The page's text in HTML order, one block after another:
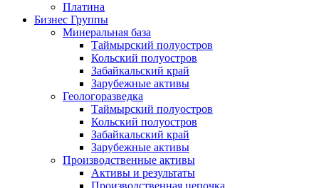
Платина
Бизнес Группы
Минеральная база
Таймырский полуостров
Кольский полуостров
Забайкальский край
Зарубежные активы
Геологоразведка
Таймырский полуостров
Кольский полуостров
Забайкальский край
Зарубежные активы
Производственные активы
Активы и результаты
Производственная цепочка